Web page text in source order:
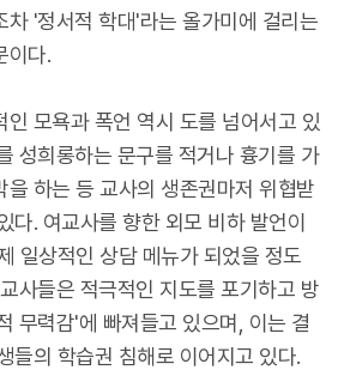
차 '정서적 학대'라는 올가미에 걸리는
이다.
인 모욕과 폭언 역시 도를 넘어서고 있
성희롱하는 문구를 적거나 흉기를 가
을 하는 등 교사의 생존권마저 위협받
다. 여교사를 향한 외모 비하 발언이
일상적인 상담 메뉴가 되었을 정도
사들은 적극적인 지도를 포기하고 방
무력감'에 빠져들고 있으며, 이는 결
들의 학습권 침해로 이어지고 있다.